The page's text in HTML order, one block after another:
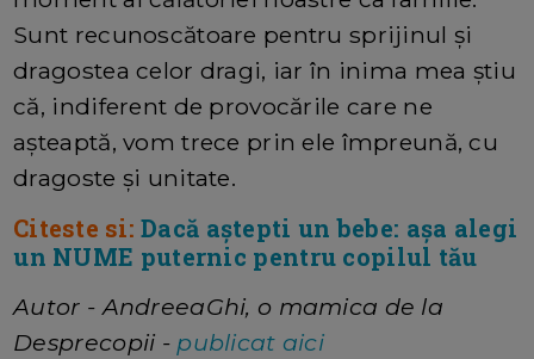
Sunt recunoscătoare pentru sprijinul și
dragostea celor dragi, iar în inima mea știu
că, indiferent de provocările care ne
așteaptă, vom trece prin ele împreună, cu
dragoste și unitate.
Citeste si:Dacă aștepti un bebe: așa alegi
un NUME puternic pentru copilul tău
Autor - AndreeaGhi, o mamica de la
Desprecopii - publicat aici